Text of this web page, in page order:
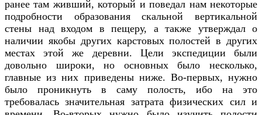
ранее там живший, который и поведал нам некоторые
подробности образования скальной вертикальной
стены над входом в пещеру, а также утверждал о
наличии якобы других карстовых полостей в других
местах этой же деревни. Цели экспедиции были
довольно широки, но основных было несколько,
главные из них приведены ниже. Во-первых, нужно
было проникнуть в саму полость, ибо на это
требовалась значительная затрата физических сил и